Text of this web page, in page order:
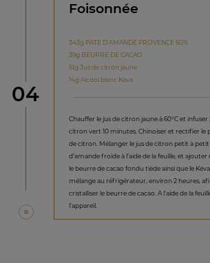
étape
04
Foisonnée
343g PATE D'AMANDE PROVENCE 50%
39g BEURRE DE CACAO
51g Jus de citron jaune
14g Alcool blanc Kéva
Chauffer le jus de citron jaune à 60°C et infuser
citron vert 10 minutes. Chinoiser et rectifier le
de citron. Mélanger le jus de citron petit à petit
d’amande froide à l’aide de la feuille, et
le beurre de cacao fondu tiède ainsi que le
mélange au réfrigérateur, environ 2 heures,
cristalliser le beurre de cacao. A l’aide de la
l’appareil.